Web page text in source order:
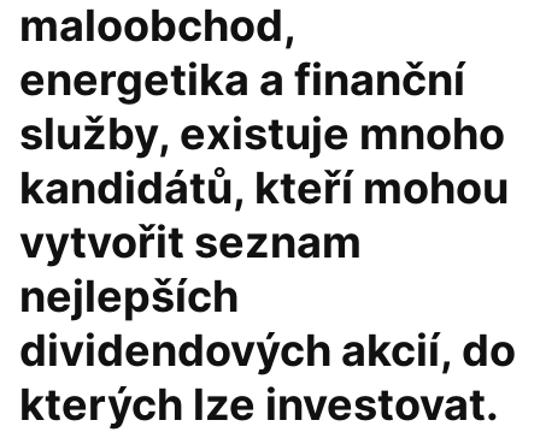
maloobchod,
energetika a finanční
služby, existuje mnoho
kandidátů, kteří mohou
vytvořit seznam
nejlepších
dividendových akcií, do
kterých lze investovat.